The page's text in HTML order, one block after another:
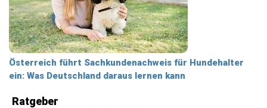
Österreich führt Sachkundenachweis für Hundehalter
ein: Was Deutschland daraus lernen kann
Ratgeber